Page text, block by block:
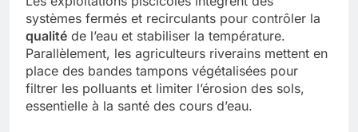
systèmes fermés et recirculants pour contrôler la
qualité de l’eau et stabiliser la température.
Parallèlement, les agriculteurs riverains mettent en
place des bandes tampons végétalisées pour
filtrer les polluants et limiter l’érosion des sols,
essentielle à la santé des cours d’eau.